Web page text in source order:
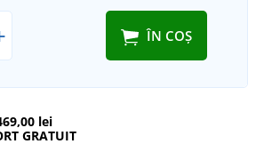
ÎN COȘ
lei
GRATUIT